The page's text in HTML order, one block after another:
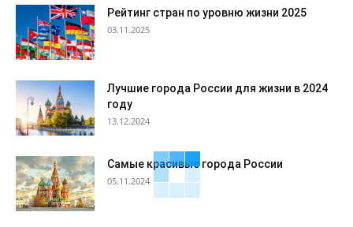
Рейтинг стран по уровню жизни 2025
03.11.2025
Лучшие города России для жизни в 2024
году
13.12.2024
Самые красивые города России
05.11.2024